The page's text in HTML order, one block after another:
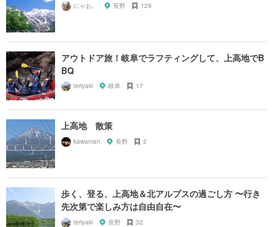
にゃお。 長野 129
アウトドア旅！岐阜でラフティングして、上高地でB
BQ
teriyaki 岐阜 17
上高地 散策
kawaman 長野 2
歩く、登る、上高地＆北アルプスの過ごし方 〜行き
先次第で楽しみ方は自由自在〜
teriyaki 長野 32